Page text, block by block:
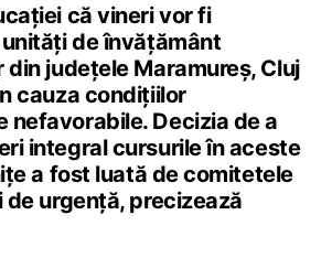
că vineri vor fi
de învățământ
județele Maramureș, Cluj
cauza condițiilor
nefavorabile. Decizia de a
integral cursurile în aceste
a fost luată de comitetele
urgență, precizează